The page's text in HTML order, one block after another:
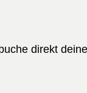
direkt